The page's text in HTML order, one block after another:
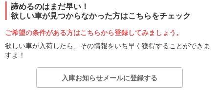
諦めるのはまだ早い！
欲しい車が見つからなかった方はこちらをチェック
ご希望の条件がある方はこちらから登録してみましょう。
欲しい車が入荷したら、その情報をいち早く獲得することができま
すよ！
入庫お知らせメールに登録する